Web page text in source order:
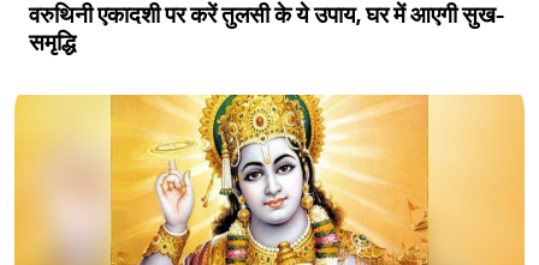
वरुथिनी एकादशी पर करें तुलसी के ये उपाय, घर में आएगी सुख-
समृद्धि